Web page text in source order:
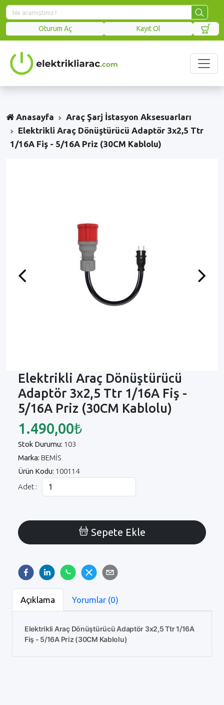
Oturum Aç Kayıt Ol
Anasayfa
Araç Şarj İstasyon Aksesuarları
Elektrikli Araç Dönüştürücü Adaptör 3x2,5 Ttr
1/16A Fiş - 5/16A Priz (30CM Kablolu)
Previous Next
Elektrikli Araç Dönüştürücü
Adaptör 3x2,5 Ttr 1/16A Fiş -
5/16A Priz (30CM Kablolu)
1.490,00₺
Stok Durumu: 103
Marka: BEMİS
Ürün Kodu: 100114
Adet :
Sepete Ekle
Açıklama Yorumlar (0)
Elektrikli Araç Dönüştürücü Adaptör 3x2,5 Ttr 1/16A
Fiş - 5/16A Priz (30CM Kablolu)